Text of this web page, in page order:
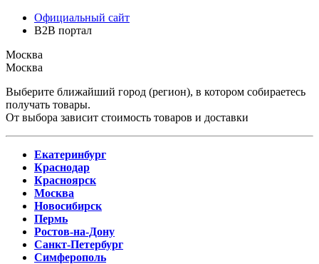
Официальный сайт
B2B портал
Москва
Москва
Выберите ближайший город (регион), в котором собираетесь
получать товары.
От выбора зависит стоимость товаров и доставки
Екатеринбург
Краснодар
Красноярск
Москва
Новосибирск
Пермь
Ростов-на-Дону
Санкт-Петербург
Симферополь